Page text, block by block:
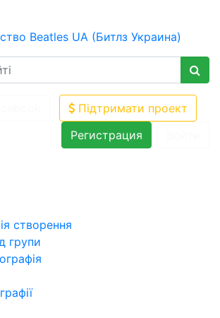
Підтримати проект
Регистрация
створення
групи